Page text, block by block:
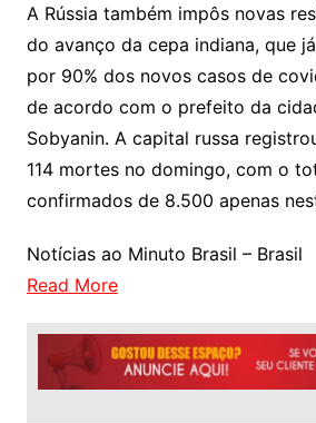
A Rússia também impôs novas
do avanço da cepa indiana, que
por 90% dos novos casos de
de acordo com o prefeito da
Sobyanin. A capital russa
114 mortes no domingo, com o
confirmados de 8.500 apenas
Notícias ao Minuto Brasil – Brasil
Read More